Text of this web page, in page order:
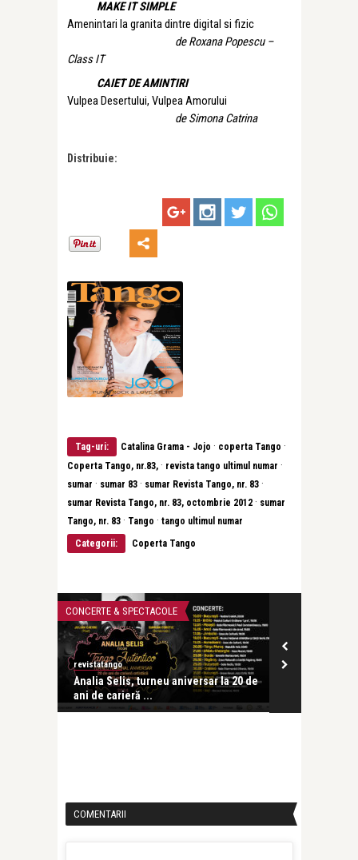
MAKE IT SIMPLE
Amenintari la granita dintre digital si fizic
de Roxana Popescu –
Class IT
CAIET DE AMINTIRI
Vulpea Desertului, Vulpea Amorului
de Simona Catrina
Distribuie:
Tag-uri: Catalina Grama - Jojo · coperta Tango ·
Coperta Tango, nr.83, · revista tango ultimul numar ·
sumar · sumar 83 · sumar Revista Tango, nr. 83 ·
sumar Revista Tango, nr. 83, octombrie 2012 · sumar
Tango, nr. 83 · Tango · tango ultimul numar
Categorii:
Coperta Tango
CONCERTE & SPECTACOLE
revistatango
Analia Selis, turneu aniversar la 20 de
ani de carieră ...
COMENTARII